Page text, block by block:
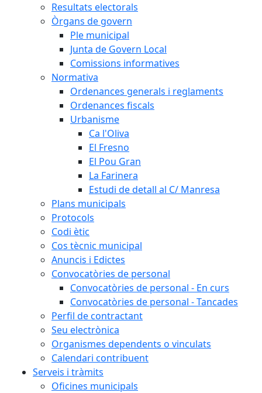
Resultats electorals
Òrgans de govern
Ple municipal
Junta de Govern Local
Comissions informatives
Normativa
Ordenances generals i reglaments
Ordenances fiscals
Urbanisme
Ca l'Oliva
El Fresno
El Pou Gran
La Farinera
Estudi de detall al C/ Manresa
Plans municipals
Protocols
Codi ètic
Cos tècnic municipal
Anuncis i Edictes
Convocatòries de personal
Convocatòries de personal - En curs
Convocatòries de personal - Tancades
Perfil de contractant
Seu electrònica
Organismes dependents o vinculats
Calendari contribuent
Serveis i tràmits
Oficines municipals